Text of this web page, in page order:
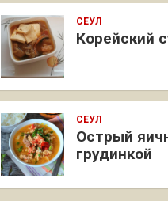
СЕУЛ
Корейский
СЕУЛ
Острый
грудинкой